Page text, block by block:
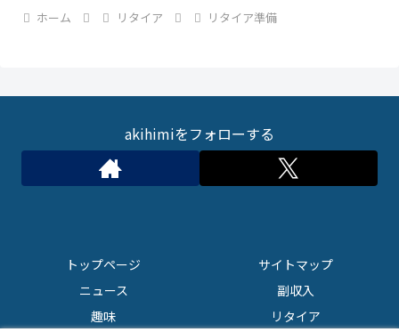
ホーム リタイア リタイア準備
akihimiをフォローする
トップページ
サイトマップ
ニュース
副収入
趣味
リタイア